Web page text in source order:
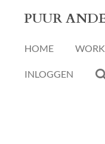
naar
PUUR
HOME WORK
INLOGGEN